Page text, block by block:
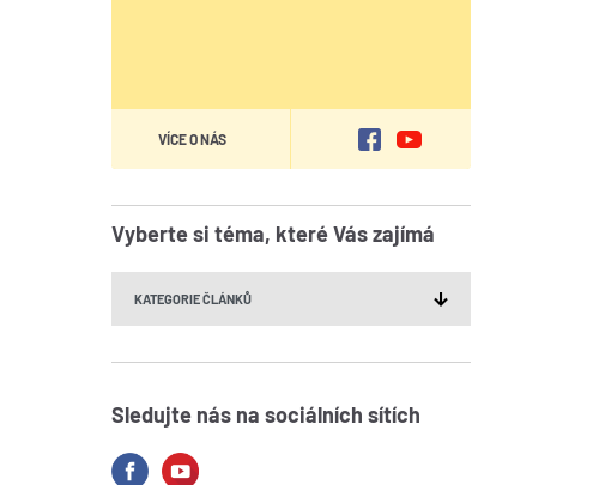
VÍCE O NÁS
Vyberte si téma, které Vás zajímá
Sledujte nás na sociálních sítích